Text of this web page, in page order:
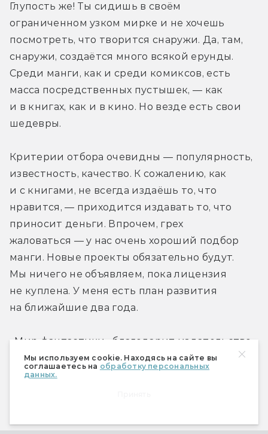
Мы используем cookie. Находясь на сайте вы
соглашаетесь на обработку персональных
данных.
Глупость же! Ты сидишь в своём
ограниченном узком мирке и не хочешь
посмотреть, что творится снаружи. Да, там,
снаружи, создаётся много всякой ерунды.
Среди манги, как и среди комиксов, есть
масса посредственных пустышек, — как
и в книгах, как и в кино. Но везде есть свои
шедевры.
Критерии отбора очевидны — популярность,
известность, качество. К сожалению, как
и с книгами, не всегда издаёшь то, что
нравится, — приходится издавать то, что
приносит деньги. Впрочем, грех
жаловаться — у нас очень хороший подбор
манги. Новые проекты обязательно будут.
Мы ничего не объявляем, пока лицензия
не куплена. У меня есть план развития
на ближайшие два года.
«Мир фантастики» благодарит издательство
«Азбука» за помощь в организации интервью.
Вторую часть, посвящённую книгам, читайте